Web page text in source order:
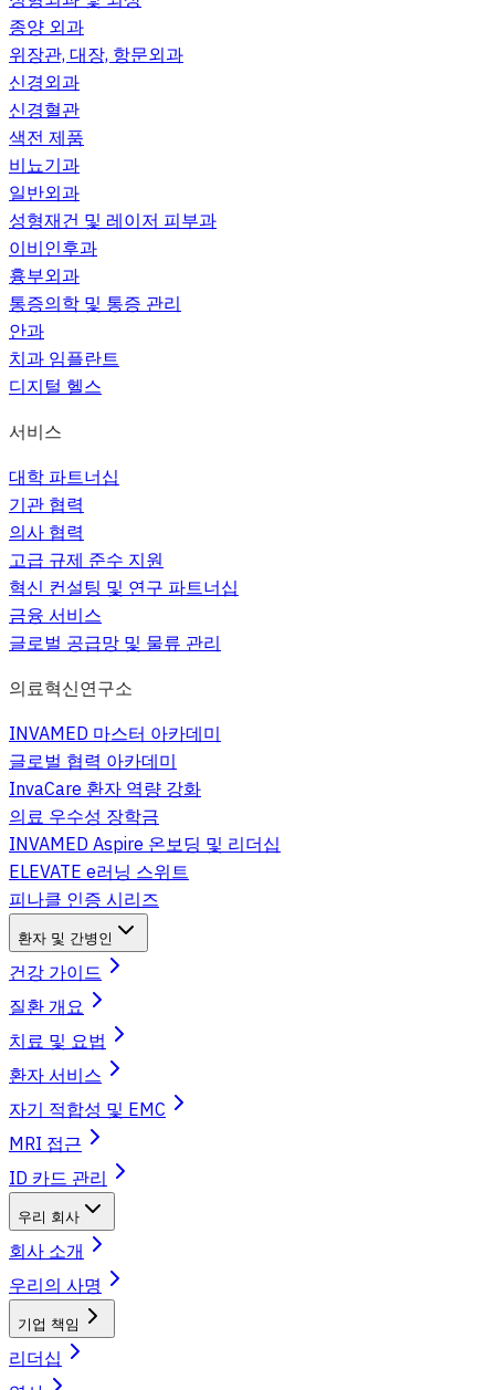
종양 외과
위장관, 대장, 항문외과
신경외과
신경혈관
색전 제품
비뇨기과
일반외과
성형재건 및 레이저 피부과
이비인후과
흉부외과
통증의학 및 통증 관리
안과
치과 임플란트
디지털 헬스
서비스
대학 파트너십
기관 협력
의사 협력
고급 규제 준수 지원
혁신 컨설팅 및 연구 파트너십
금융 서비스
글로벌 공급망 및 물류 관리
의료혁신연구소
INVAMED 마스터 아카데미
글로벌 협력 아카데미
InvaCare 환자 역량 강화
의료 우수성 장학금
INVAMED Aspire 온보딩 및 리더십
ELEVATE e러닝 스위트
피나클 인증 시리즈
환자 및 간병인
건강 가이드
질환 개요
치료 및 요법
환자 서비스
자기 적합성 및 EMC
MRI 접근
ID 카드 관리
우리 회사
회사 소개
우리의 사명
기업 책임
리더십